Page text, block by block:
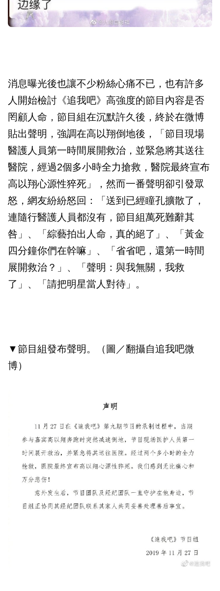
消息曝光後也讓不少粉絲心痛不已，也有許多
人開始檢討《追我吧》高強度的節目內容是否
罔顧人命，節目組在沉默許久後，終於在微博
貼出聲明，強調在高以翔倒地後，「節目現場
醫護人員第一時間展開救治，並緊急將其送往
醫院，經過2個多小時全力搶救，醫院最終宣布
高以翔心源性猝死」，然而一番聲明卻引發眾
怒，網友紛紛怒回：「送到已經瞳孔擴散了，
連隨行醫護人員都沒有，節目組萬死難辭其
咎」、「綜藝拍出人命，真的絕了」、「黃金
四分鐘你們在幹嘛」、「省省吧，還第一時間
展開救治？」、「聲明：與我無關，我救
了」、「請把明星當人對待」。
▼節目組發布聲明。（圖／翻攝自追我吧微
博）